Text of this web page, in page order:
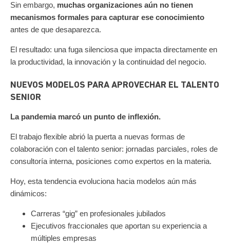
Sin embargo, muchas organizaciones aún no tienen
mecanismos formales para capturar ese conocimiento
antes de que desaparezca.
El resultado: una fuga silenciosa que impacta directamente en
la productividad, la innovación y la continuidad del negocio.
NUEVOS MODELOS PARA APROVECHAR EL TALENTO
SENIOR
La pandemia marcó un punto de inflexión.
El trabajo flexible abrió la puerta a nuevas formas de
colaboración con el talento senior: jornadas parciales, roles de
consultoría interna, posiciones como expertos en la materia.
Hoy, esta tendencia evoluciona hacia modelos aún más
dinámicos:
Carreras “gig” en profesionales jubilados
Ejecutivos fraccionales que aportan su experiencia a
múltiples empresas